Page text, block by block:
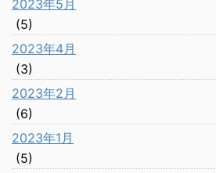
2023年5月
(5)
2023年4月
(3)
2023年2月
(6)
2023年1月
(5)